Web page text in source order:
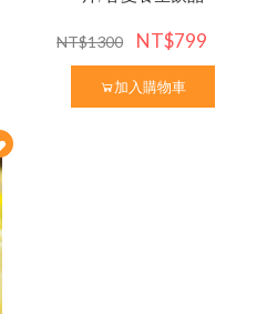
NT$1300 NT$799
加入購物車